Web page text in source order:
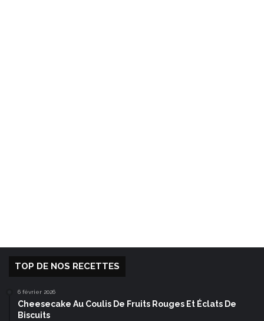
TOP DE NOS RECETTES
6 février 2026
Cheesecake Au Coulis De Fruits Rouges Et Éclats De
Biscuits